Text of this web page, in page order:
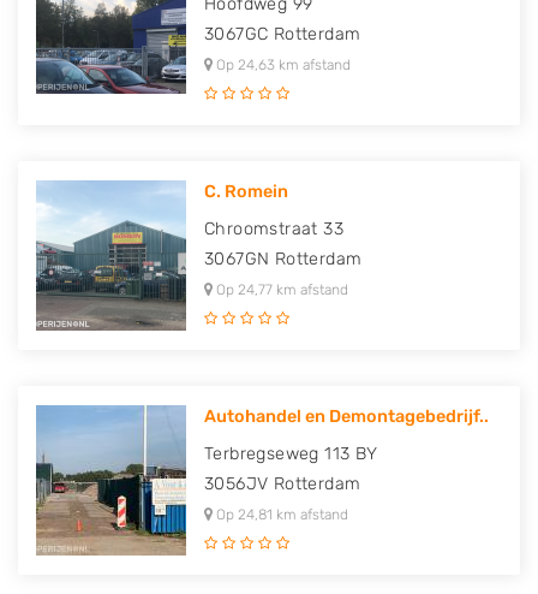
Hoofdweg 99
3067GC Rotterdam
Op 24,63 km afstand
C. Romein
Chroomstraat 33
3067GN Rotterdam
Op 24,77 km afstand
Autohandel en Demontagebedrijf..
Terbregseweg 113 BY
3056JV Rotterdam
Op 24,81 km afstand